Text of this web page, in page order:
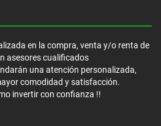
en la compra, venta y/o renta de
asesores cualificados
una atención personalizada,
comodidad y satisfacción.
invertir con confianza !!